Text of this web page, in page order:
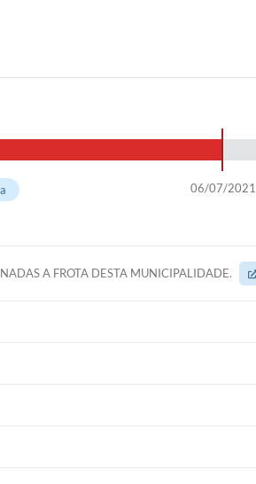
06/07/2021
A FROTA DESTA MUNICIPALIDADE.